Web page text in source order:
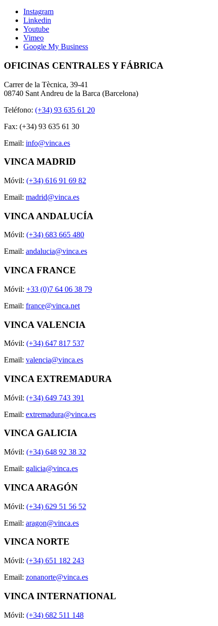
Instagram
Linkedin
Youtube
Vimeo
Google My Business
OFICINAS CENTRALES Y FÁBRICA
Carrer de la Tècnica, 39-41
08740 Sant Andreu de la Barca (Barcelona)
Teléfono: (+34) 93 635 61 20
Fax: (+34) 93 635 61 30
Email: info@vinca.es
VINCA MADRID
Móvil: (+34) 616 91 69 82
Email: madrid@vinca.es
VINCA ANDALUCÍA
Móvil: (+34) 683 665 480
Email: andalucia@vinca.es
VINCA FRANCE
Móvil: +33 (0)7 64 06 38 79
Email: france@vinca.net
VINCA VALENCIA
Móvil: (+34) 647 817 537
Email: valencia@vinca.es
VINCA EXTREMADURA
Móvil: (+34) 649 743 391
Email: extremadura@vinca.es
VINCA GALICIA
Móvil: (+34) 648 92 38 32
Email: galicia@vinca.es
VINCA ARAGÓN
Móvil: (+34) 629 51 56 52
Email: aragon@vinca.es
VINCA NORTE
Móvil: (+34) 651 182 243
Email: zonanorte@vinca.es
VINCA INTERNATIONAL
Móvil: (+34) 682 511 148